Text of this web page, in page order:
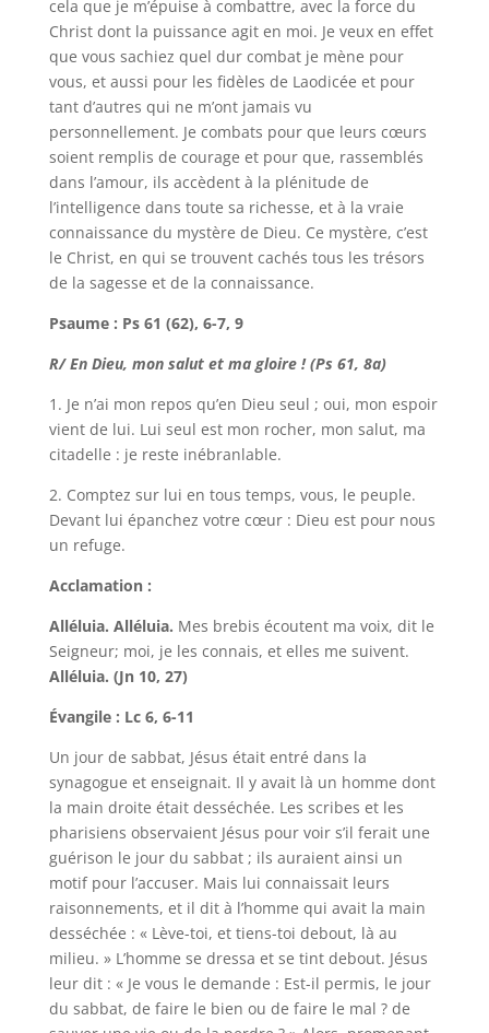
cela que je m’épuise à combattre, avec la force du
Christ dont la puissance agit en moi. Je veux en effet
que vous sachiez quel dur combat je mène pour
vous, et aussi pour les fidèles de Laodicée et pour
tant d’autres qui ne m’ont jamais vu
personnellement. Je combats pour que leurs cœurs
soient remplis de courage et pour que, rassemblés
dans l’amour, ils accèdent à la plénitude de
l’intelligence dans toute sa richesse, et à la vraie
connaissance du mystère de Dieu. Ce mystère, c’est
le Christ, en qui se trouvent cachés tous les trésors
de la sagesse et de la connaissance.
Psaume : Ps 61 (62), 6-7, 9
R/ En Dieu, mon salut et ma gloire ! (Ps 61, 8a)
1. Je n’ai mon repos qu’en Dieu seul ; oui, mon espoir
vient de lui. Lui seul est mon rocher, mon salut, ma
citadelle : je reste inébranlable.
2. Comptez sur lui en tous temps, vous, le peuple.
Devant lui épanchez votre cœur : Dieu est pour nous
un refuge.
Acclamation :
Alléluia. Alléluia. Mes brebis écoutent ma voix, dit le
Seigneur; moi, je les connais, et elles me suivent.
Alléluia. (Jn 10, 27)
Évangile : Lc 6, 6-11
Un jour de sabbat, Jésus était entré dans la
synagogue et enseignait. Il y avait là un homme dont
la main droite était desséchée. Les scribes et les
pharisiens observaient Jésus pour voir s’il ferait une
guérison le jour du sabbat ; ils auraient ainsi un
motif pour l’accuser. Mais lui connaissait leurs
raisonnements, et il dit à l’homme qui avait la main
desséchée : « Lève-toi, et tiens-toi debout, là au
milieu. » L’homme se dressa et se tint debout. Jésus
leur dit : « Je vous le demande : Est-il permis, le jour
du sabbat, de faire le bien ou de faire le mal ? de